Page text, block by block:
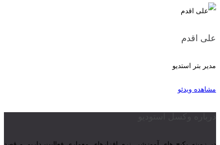
علی اقدم
مدیر بتر استدیو
مشاهده ویدئو